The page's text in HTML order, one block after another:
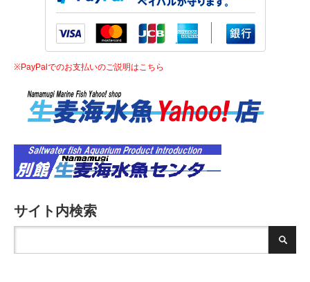
※PayPalでのお支払いのご説明はこちら
サイト内検索